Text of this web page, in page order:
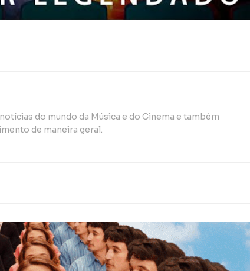
do mundo da Música e do Cinema e também
de maneira geral.